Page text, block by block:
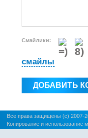
Смайлики:
смайлы
Все права защищены (c) 2007-
Копирование и использование